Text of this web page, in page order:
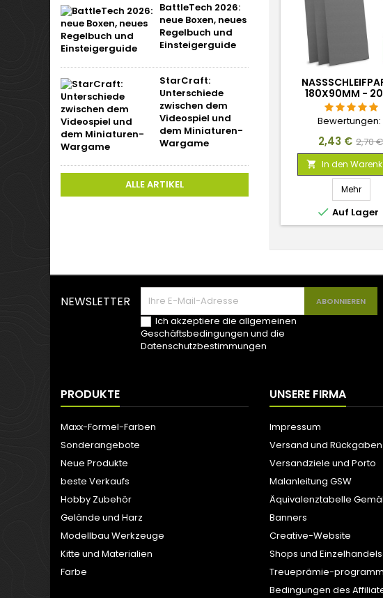
BattleTech 2026:
neue Boxen, neues
Regelbuch und
Einsteigerguide
StarCraft:
Unterschiede
zwischen dem
Videospiel und
dem Miniaturen-
Wargame
ALLE ARTIKEL
80X90MM -
ÖRNUNG
Bewertungen:
Preis
2,43 € 2,70 €
 In den
Mehr
 Auf Lager
NEWSLETTER
Ich akzeptiere die allgemeinen
Geschäftsbedingungen und die
Datenschutzbestimmungen
PRODUKTE
Maxx-Formel-Farben
Sonderangebote
Neue Produkte
beste Verkaufs
Hobby Zubehör
Gelände und Harz
Modellbau Werkzeuge
Kitte und Materialien
Farbe
UNSERE FIRMA
Impressum
Versand und Rückgaben
Versandziele und Porto
Malanleitung GSW
Äquivalenztabelle
Banners
Creative-Website
Shops und
Treueprämie-
Bedingungen des